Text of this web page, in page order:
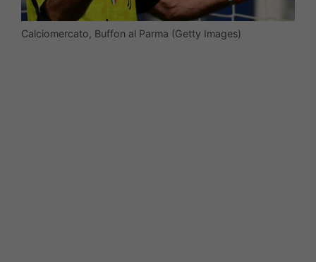
Calciomercato, Buffon al Parma (Getty Images)